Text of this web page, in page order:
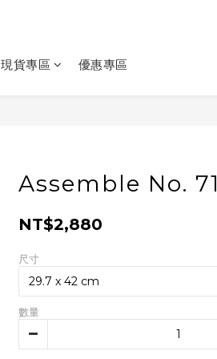
現貨專區 優惠專區
Assemble No. 71
NT$2,880
尺寸
數量